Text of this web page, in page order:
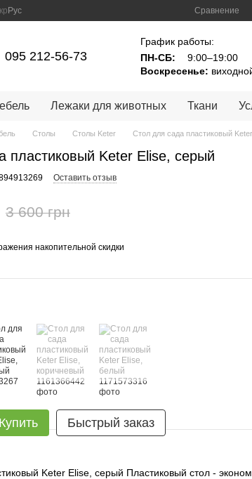
Рус Сравнение
095 212-56-73
График работы:
ПН-СБ:
9:00–19:00
Воскресенье:
Лежаки для животных Ткани
Столы Столы Keter Стол для сада пластиковый
пластиковый Keter Elise, серый
Оставить отзыв
3 600 грн
накопительной скидки
Купить Быстрый заказ
Keter Elise, серый Пластиковый стол -